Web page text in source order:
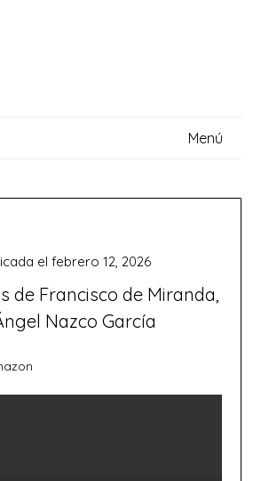
Menú
de Francisco de Miranda,
Nazco García
el febrero 12, 2026